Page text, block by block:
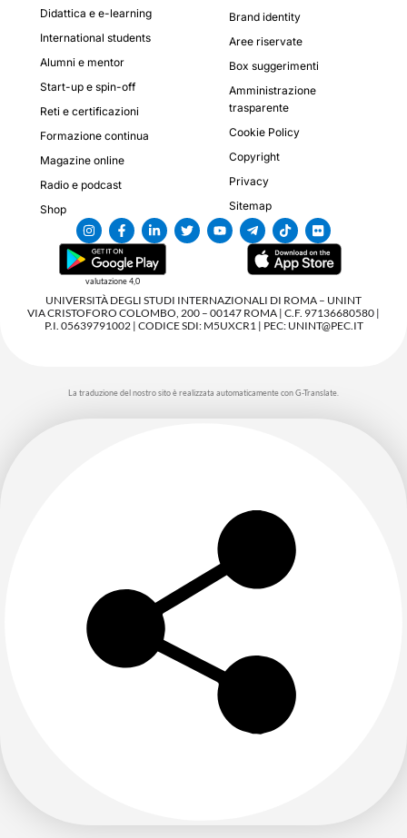
Didattica e e-learning
International students
Alumni e mentor
Start-up e spin-off
Reti e certificazioni
Formazione continua
Magazine online
Radio e podcast
Shop
Brand identity
Aree riservate
Box suggerimenti
Amministrazione
trasparente
Cookie Policy
Copyright
Privacy
Sitemap
valutazione 4,0
UNIVERSITÀ DEGLI STUDI INTERNAZIONALI DI ROMA – UNINT
VIA CRISTOFORO COLOMBO, 200 – 00147 ROMA | C.F. 97136680580 |
P.I. 05639791002 | CODICE SDI: M5UXCR1 | PEC: UNINT@PEC.IT
La traduzione del nostro sito è realizzata automaticamente con G-Translate.